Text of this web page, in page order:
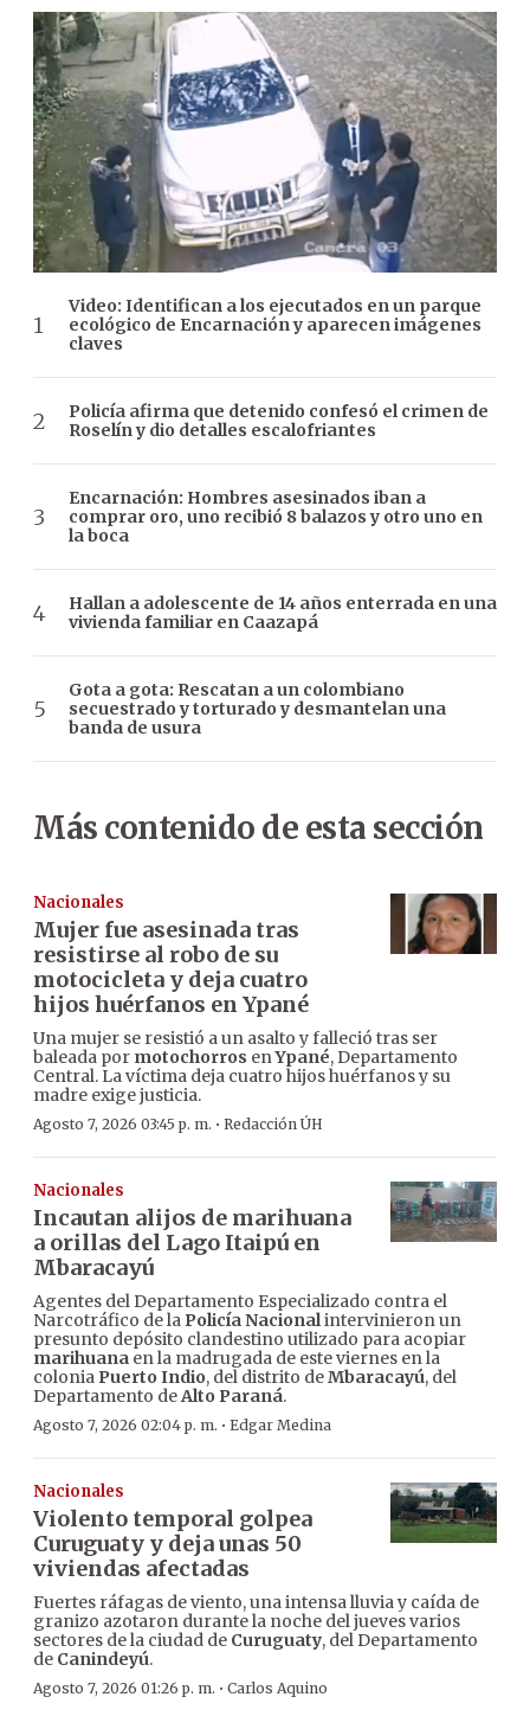
Video: Identifican a los ejecutados en un parque
ecológico de Encarnación y aparecen imágenes
claves
Policía afirma que detenido confesó el crimen de
Roselín y dio detalles escalofriantes
Encarnación: Hombres asesinados iban a
comprar oro, uno recibió 8 balazos y otro uno en
la boca
Hallan a adolescente de 14 años enterrada en una
vivienda familiar en Caazapá
Gota a gota: Rescatan a un colombiano
secuestrado y torturado y desmantelan una
banda de usura
Más contenido de esta sección
Nacionales
Mujer fue asesinada tras
resistirse al robo de su
motocicleta y deja cuatro
hijos huérfanos en Ypané
Una mujer se resistió a un asalto y falleció tras ser
baleada por motochorros enYpané, Departamento
Central. La víctima deja cuatro hijos huérfanos y su
madre exige justicia.
Agosto 7, 2026 03:45 p. m. · Redacción ÚH
Nacionales
Incautan alijos de marihuana
a orillas del Lago Itaipú en
Mbaracayú
Agentes del Departamento Especializado contra el
Narcotráfico de la Policía Nacionalintervinieron un
presunto depósito clandestino utilizado para acopiar
marihuana en la madrugada de este viernes en la
colonia Puerto Indio, del distrito deMbaracayú, del
Departamento deAlto Paraná.
Agosto 7, 2026 02:04 p. m. · Edgar Medina
Nacionales
Violento temporal golpea
Curuguaty y deja unas 50
viviendas afectadas
Fuertes ráfagas de viento, una intensa lluvia y caída de
granizo azotaron durante la noche del jueves varios
sectores de la ciudad de Curuguaty, del Departamento
de Canindeyú.
Agosto 7, 2026 01:26 p. m. · Carlos Aquino